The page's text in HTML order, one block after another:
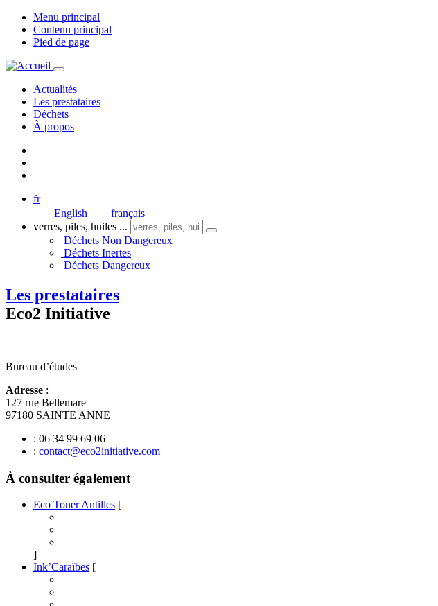
Menu principal
Contenu principal
Pied de page
Actualités
Les prestataires
Déchets
À propos
fr
English
français
verres, piles, huiles ...
Déchets Non Dangereux
Déchets Inertes
Déchets Dangereux
Les prestataires
Eco2 Initiative
Bureau d’études
Adresse :
127 rue Bellemare
97180 SAINTE ANNE
: 06 34 99 69 06
: contact@eco2initiative.com
À consulter également
Eco Toner Antilles [
]
Ink’Caraïbes [